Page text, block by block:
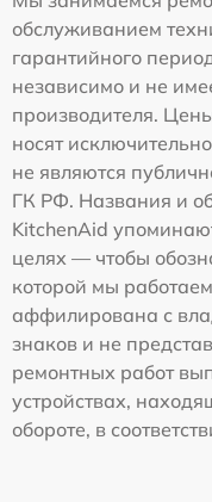
обслуживанием
гарантийного
независимо и не
производителя.
носят
не являются
ГК РФ. Названия и
KitchenAid
целях — чтобы
которой мы
аффилирована с
знаков и не
ремонтных работ
устройствах,
обороте, в